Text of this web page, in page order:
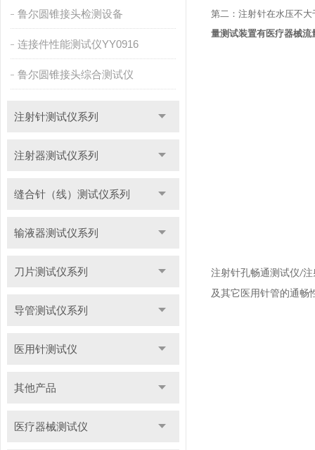
鲁尔圆锥接头检测设备
连接件性能测试仪YY0916
鲁尔圆锥接头综合测试仪
注射针测试仪系列
注射器测试仪系列
缝合针（线）测试仪系列
输液器测试仪系列
刀片测试仪系列
导管测试仪系列
医用针测试仪
其他产品
医疗器械测试仪
第二：注射针在水压不
量测试装置有医疗器械流
注射针孔畅通测试仪/注
及其它医用针管的通畅